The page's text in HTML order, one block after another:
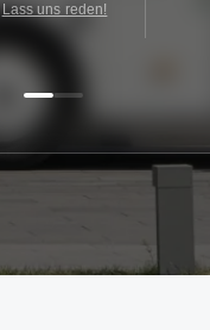
Lass uns reden!